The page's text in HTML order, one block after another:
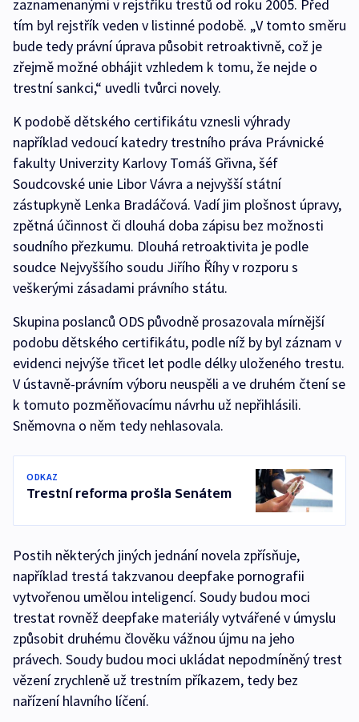
zaznamenanými v rejstříku trestů od roku 2005. Před
tím byl rejstřík veden v listinné podobě. „V tomto směru
bude tedy právní úprava působit retroaktivně, což je
zřejmě možné obhájit vzhledem k tomu, že nejde o
trestní sankci,“ uvedli tvůrci novely.
K podobě dětského certifikátu vznesli výhrady
například vedoucí katedry trestního práva Právnické
fakulty Univerzity Karlovy Tomáš Gřivna, šéf
Soudcovské unie Libor Vávra a nejvyšší státní
zástupkyně Lenka Bradáčová. Vadí jim plošnost úpravy,
zpětná účinnost či dlouhá doba zápisu bez možnosti
soudního přezkumu. Dlouhá retroaktivita je podle
soudce Nejvyššího soudu Jiřího Říhy v rozporu s
veškerými zásadami právního státu.
Skupina poslanců ODS původně prosazovala mírnější
podobu dětského certifikátu, podle níž by byl záznam v
evidenci nejvýše třicet let podle délky uloženého trestu.
V ústavně-právním výboru neuspěli a ve druhém čtení se
k tomuto pozměňovacímu návrhu už nepřihlásili.
Sněmovna o něm tedy nehlasovala.
ODKAZ
Trestní reforma prošla Senátem
Postih některých jiných jednání novela zpřísňuje,
například trestá takzvanou deepfake pornografii
vytvořenou umělou inteligencí. Soudy budou moci
trestat rovněž deepfake materiály vytvářené v úmyslu
způsobit druhému člověku vážnou újmu na jeho
právech. Soudy budou moci ukládat nepodmíněný trest
vězení zrychleně už trestním příkazem, tedy bez
nařízení hlavního líčení.